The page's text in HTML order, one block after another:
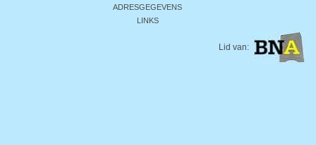
ADRESGEGEVENS
LINKS
Lid van: